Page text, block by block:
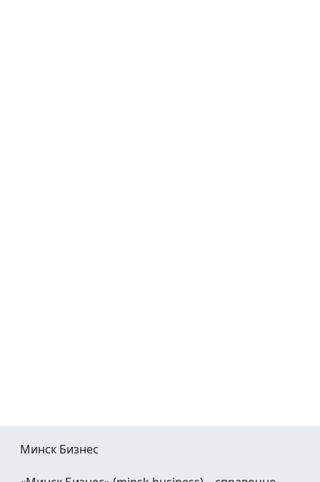
Минск Бизнес